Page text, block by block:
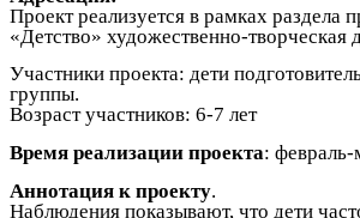
Проект реализуется в рамках раздела
«Детство» художественно-творческая
Участники проекта: дети
группы.
Возраст участников: 6-7 лет
Время реализации проекта: февраль-
Аннотация к проекту.
Наблюдения показывают, что дети